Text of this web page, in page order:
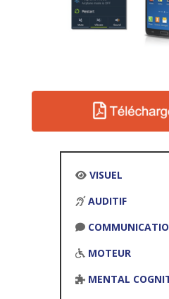
VISUEL
AUDITIF
MOTEUR
MENTAL